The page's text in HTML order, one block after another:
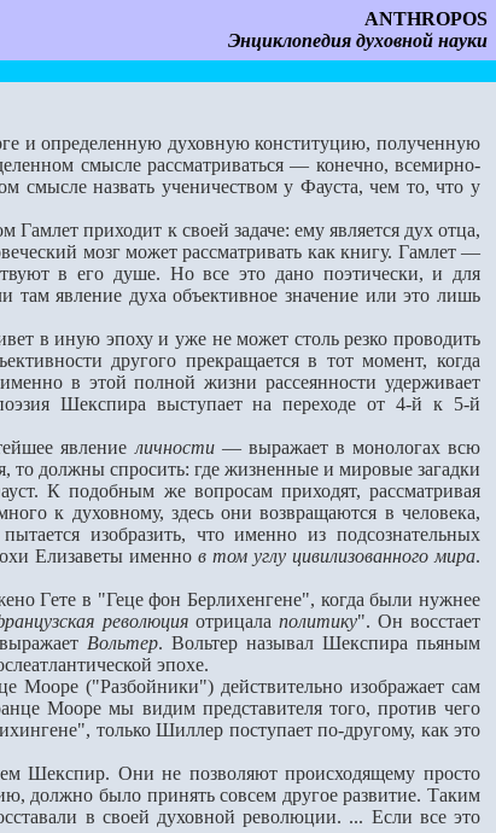
ANTHROPOS
Энциклопедия духовной науки
и определeнную духовную конституцию, полученную
смысле рассматриваться — конечно, всемирно-
назвать ученичeством у Фауста, чем то, что у
приходит к своей задаче: ему является дух отца,
мозг может рассматривать как книгу. Гамлет —
в его душе. Но всe это дано поэтически, и для
явление духа объективное значение или это лишь
в иную эпоху и уже не может столь резко проводить
другого прекращается в тот момент, когда
в этой полной жизни рассеянности удерживает
Шекспира выступает на переходе от 4-й к 5-й
явление личности— выражает в монологах всю
то должны спросить: где жизненные и мировые загадки
К подобным же вопросам приходят, рассматривая
к духовному, здесь они возвращаются в человека,
изобразить, что именно из подсознательных
Елизаветы именнов том углу цивилизованного мира.
Гeте в "Геце фон Берлихенгене", когда были нужнее
революцияотрицала политику". Он восстаeт
Вольтер. Вольтер называл Шекспира пьяным
эпохе.
Мооре ("Разбойники") действительно изображает сам
Мооре мы видим представителя того, против чего
только Шиллер поступает по-другому, как это
Они не позволяют происходящему просто
должно было принять совсем другое развитие. Таким
в своей духовной революции. ... Если всe это